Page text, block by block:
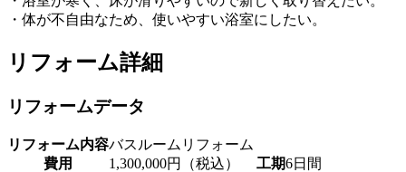
・体が不自由なため、使いやすい浴室にしたい。
リフォーム詳細
リフォームデータ
リフォーム内容バスルームリフォーム
費用
1,300,000円（税込） 工期6日間